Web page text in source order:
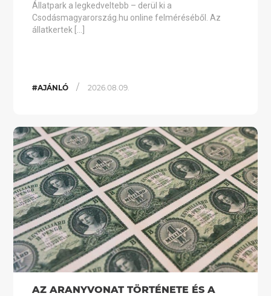
Állatpark a legkedveltebb – derül ki a
Csodásmagyarország.hu online felméréséből. Az
állatkertek […]
#AJÁNLÓ / 2026.08.09.
AZ ARANYVONAT TÖRTÉNETE ÉS A